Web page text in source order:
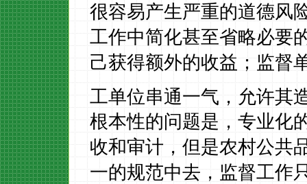
很容易产生严重的道德风
工作中简化甚至省略必要
己获得额外的收益；监督
工单位串通一气，允许其
根本性的问题是，专业化
收和审计，但是农村公共
一的规范中去，监督工作